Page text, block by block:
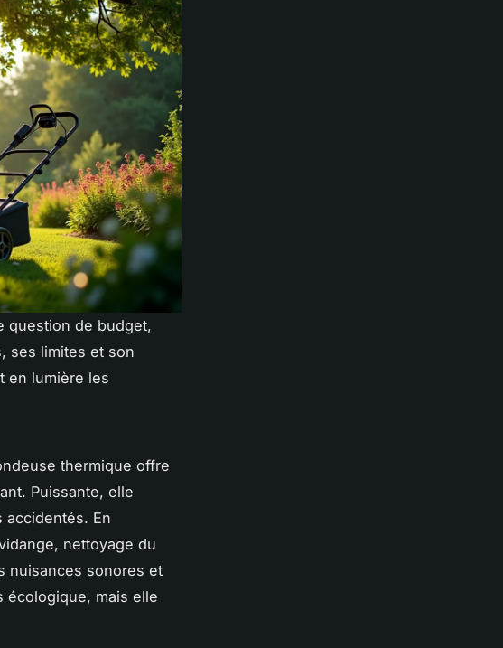
question de budget,
ses limites et son
en lumière les
thermique offre
Puissante, elle
accidentés. En
nettoyage du
nuisances sonores et
écologique, mais elle